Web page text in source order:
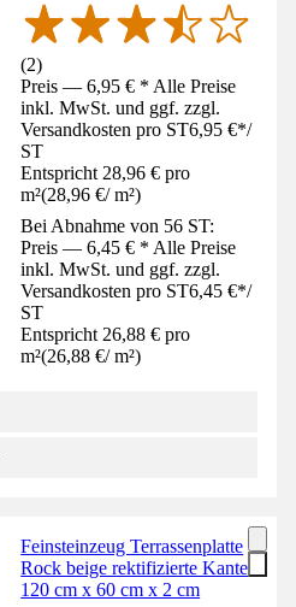
(2)
Preis — 6,95 € * Alle Preise
inkl. MwSt. und ggf. zzgl.
Versandkosten pro ST6,95 €*/
ST
Entspricht 28,96 € pro
m²(28,96 €/ m²)
Bei Abnahme von 56 ST:
Preis — 6,45 € * Alle Preise
inkl. MwSt. und ggf. zzgl.
Versandkosten pro ST6,45 €*/
ST
Entspricht 26,88 € pro
m²(26,88 €/ m²)
Feinsteinzeug Terrassenplatte
Rock beige rektifizierte Kante
120 cm x 60 cm x 2 cm